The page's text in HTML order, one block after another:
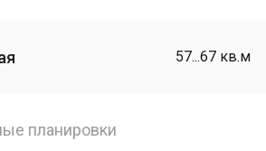
57...67 кв.м
планировки